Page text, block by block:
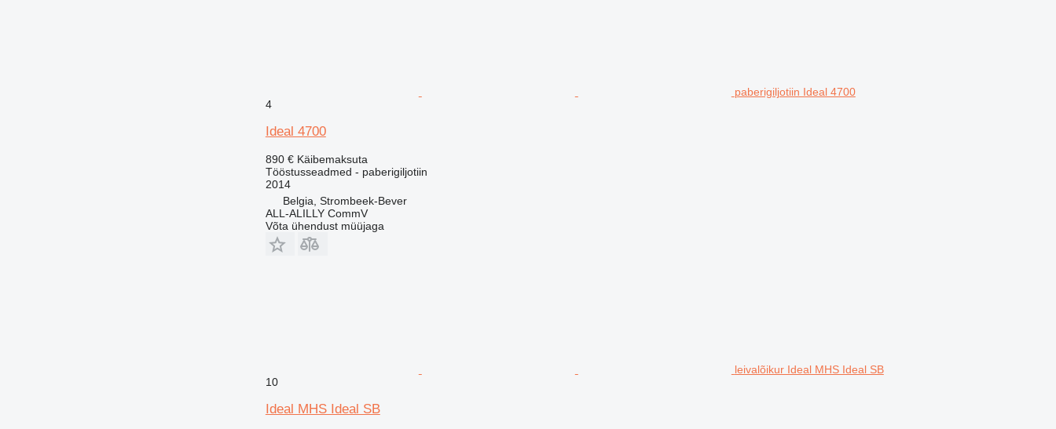
paberigiljotiin Ideal 4700
4
Ideal 4700
890 € Käibemaksuta
Tööstusseadmed - paberigiljotiin
2014
Belgia, Strombeek-Bever
ALL-ALILLY CommV
Võta ühendust müüjaga
leivalõikur Ideal MHS Ideal SB
10
Ideal MHS Ideal SB